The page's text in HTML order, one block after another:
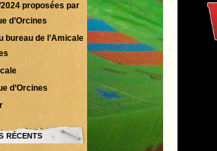
proposées par
d’Orcines
bureau de l’Amicale
d’Orcines
récents